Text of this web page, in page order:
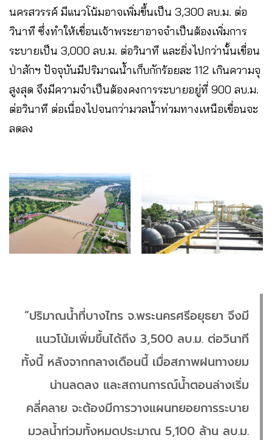
นครสวรรค์ มีแนวโน้มอาจเพิ่มขึ้นเป็น 3,300 ลบ.ม. ต่อ
วินาที ซึ่งทำให้เขื่อนเจ้าพระยาอาจจำเป็นต้องเพิ่มการ
ระบายเป็น 3,000 ลบ.ม. ต่อวินาที และยิ่งไปกว่านั้นเขื่อน
ป่าสักฯ ปัจจุบันมีปริมาณน้ำเก็บกักร้อยละ 112 เกินความจุ
สูงสุด จึงมีความจำเป็นต้องคงการระบายอยู่ที่ 900 ลบ.ม.
ต่อวินาที ต่อเนื่องไปจนกว่ามวลน้ำท่วมทางเหนือเขื่อนจะ
ลดลง
“ปริมาณน้ำที่บางไทร จ.พระนครศรีอยุธยา จึงมี
แนวโน้มเพิ่มขึ้นได้ถึง 3,500 ลบ.ม. ต่อวินาที
ทั้งนี้ หลังจากกลางเดือนนี้ เมื่อสภาพฝนทางยม
น่านลดลง และสถานการณ์น้ำตอนล่างเริ่ม
คลี่คลาย จะต้องมีการวางแผนทยอยการระบาย
มวลน้ำท่วมทั้งหมดประมาณ 5,100 ล้าน ลบ.ม.